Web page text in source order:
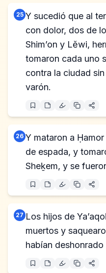
25 Y sucedió que al
con dolor, dos de
Shim’on y Lĕwi,
tomaron cada uno
contra la ciudad
varón.
26 Y mataron a
de espada, y
Sheḵem, y se
27 Los hijos de
muertos y
habían deshonrado